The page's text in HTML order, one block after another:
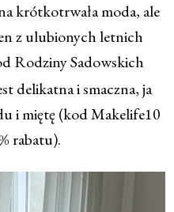
krótkotrwała moda, ale
z ulubionych letnich
Rodziny Sadowskich
delikatna i smaczna, ja
i miętę (kod Makelife10
rabatu).